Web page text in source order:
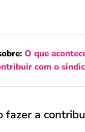
O que
com o
fazer a